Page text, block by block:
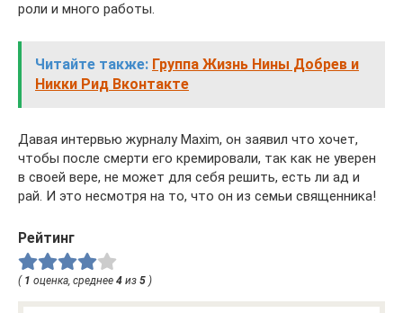
роли и много работы.
Читайте также: Группа Жизнь Нины Добрев и
Никки Рид Вконтакте
Давая интервью журналу Maxim, он заявил что хочет,
чтобы после смерти его кремировали, так как не уверен
в своей вере, не может для себя решить, есть ли ад и
рай. И это несмотря на то, что он из семьи священника!
Рейтинг
( 1 оценка, среднее 4 из 5 )